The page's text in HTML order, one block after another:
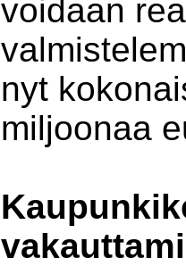
voidaan
nyt
miljoonaa